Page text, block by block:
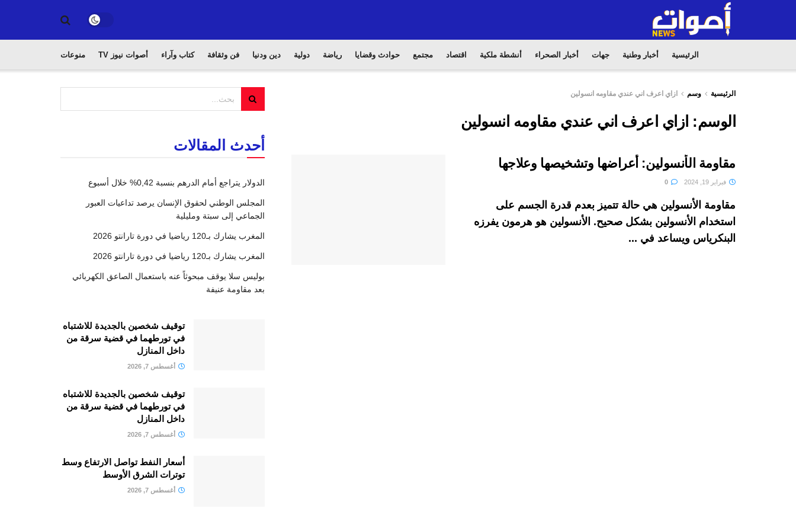
الرئيسية أخبار وطنية جهات أخبار الصحراء أنشطة ملكية اقتصاد مجتمع حوادث وقضايا رياضة دولية دين ودنيا فن وثقافة كتاب وآراء أصوات نيوز TV منوعات
الرئيسية وسم ازاي اعرف اني عندي مقاومه انسولين
الوسم: ازاي اعرف اني عندي مقاومه انسولين
مقاومة الأنسولين: أعراضها وتشخيصها وعلاجها
فبراير 19, 2024
مقاومة الأنسولين هي حالة تتميز بعدم قدرة الجسم على
استخدام الأنسولين بشكل صحيح. الأنسولين هو هرمون يفرزه
البنكرياس ويساعد في ...
أحدث المقالات
الدولار يتراجع أمام الدرهم بنسبة 0,42% خلال أسبوع
المجلس الوطني لحقوق الإنسان يرصد تداعيات العبور
الجماعي إلى سبتة ومليلية
المغرب يشارك بـ120 رياضيا في دورة تارانتو 2026
المغرب يشارك بـ120 رياضيا في دورة تارانتو 2026
بوليس سلا يوقف مبحوثاً عنه باستعمال الصاعق الكهربائي
بعد مقاومة عنيفة
توقيف شخصين بالجديدة للاشتباه
في تورطهما في قضية سرقة من
داخل المنازل
أغسطس 7, 2026
توقيف شخصين بالجديدة للاشتباه
في تورطهما في قضية سرقة من
داخل المنازل
أغسطس 7, 2026
أسعار النفط تواصل الارتفاع وسط
توترات الشرق الأوسط
أغسطس 7, 2026